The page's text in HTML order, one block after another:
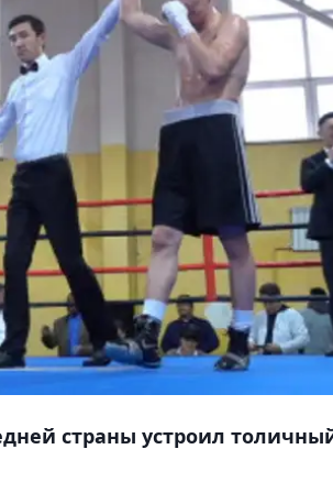
страны устроил